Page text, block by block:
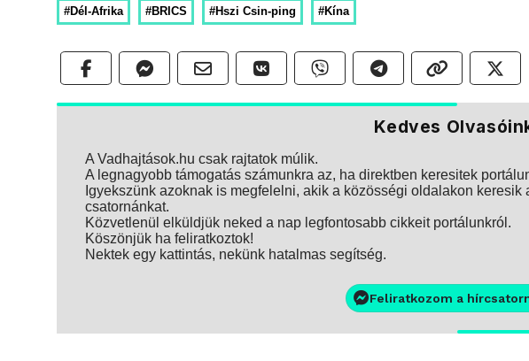
#Dél-Afrika #BRICS #Hszi Csin-ping #Kína
Kedves
A Vadhajtások.hu csak rajtatok múlik.
A legnagyobb támogatás számunkra az, ha direktben keresitek
Igyekszünk azoknak is megfelelni, akik a közösségi oldalakon
csatornánkat.
Közvetlenül elküldjük neked a nap legfontosabb cikkeit portálunkról.
Köszönjük ha feliratkoztok!
Nektek egy kattintás, nekünk hatalmas segítség.
Feliratkozom a